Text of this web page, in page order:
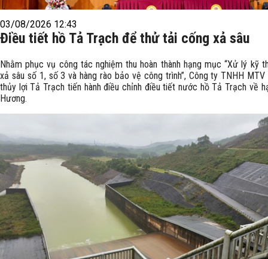
03/08/2026 12:43
Điều tiết hồ Tả Trạch để thử tải cống xả sâu
Nhằm phục vụ công tác nghiệm thu hoàn thành hạng mục “Xử lý kỹ
xả sâu số 1, số 3 và hàng rào bảo vệ công trình”, Công ty TNHH MTV
thủy lợi Tả Trạch tiến hành điều chỉnh điều tiết nước hồ Tả Trạch về
Hương.